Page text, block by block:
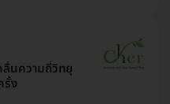
นความถี่วิทยุ
รั้ง